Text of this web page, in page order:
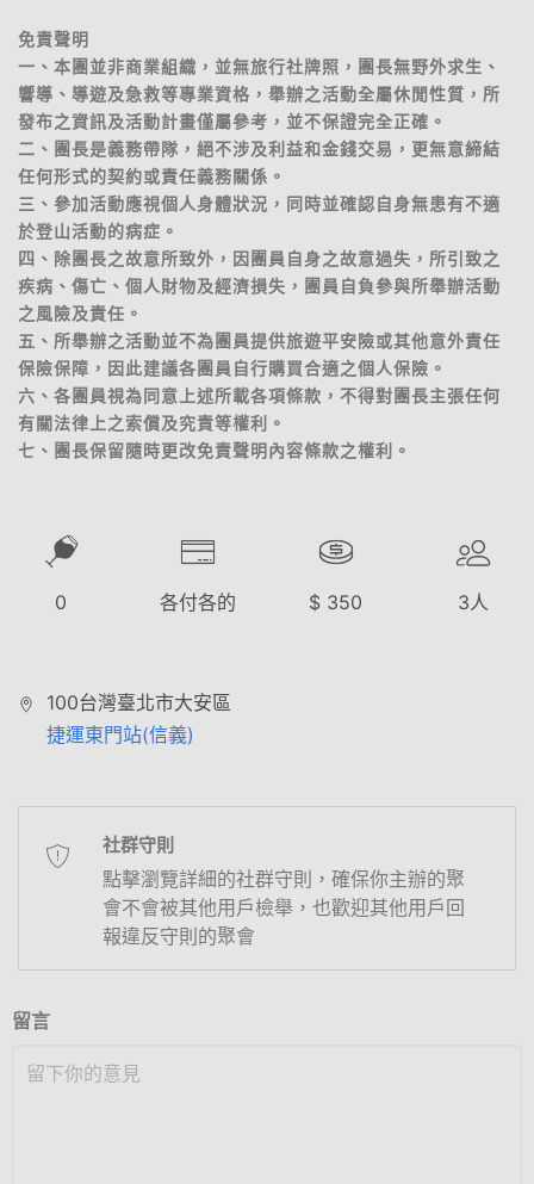
免責聲明
一、本團並非商業組織，並無旅行社牌照，團長無野外求生、
響導、導遊及急救等專業資格，舉辦之活動全屬休閒性質，所
發布之資訊及活動計畫僅屬參考，並不保證完全正確。
二、團長是義務帶隊，絕不涉及利益和金錢交易，更無意締結
任何形式的契約或責任義務關係。
三、參加活動應視個人身體狀況，同時並確認自身無患有不適
於登山活動的病症。
四、除團長之故意所致外，因團員自身之故意過失，所引致之
疾病、傷亡、個人財物及經濟損失，團員自負參與所舉辦活動
之風險及責任。
五、所舉辦之活動並不為團員提供旅遊平安險或其他意外責任
保險保障，因此建議各團員自行購買合適之個人保險。
六、各團員視為同意上述所載各項條款，不得對團長主張任何
有關法律上之索償及究責等權利。
七、團長保留隨時更改免責聲明內容條款之權利。
0 各付各的 $ 350 3人
100台灣臺北市大安區
捷運東門站(信義)
社群守則
點擊瀏覽詳細的社群守則，確保你主辦的聚
會不會被其他用戶檢舉，也歡迎其他用戶回
報違反守則的聚會
留言